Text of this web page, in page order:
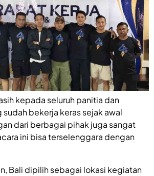
kepada seluruh panitia dan
sudah bekerja keras sejak awal
dari berbagai pihak juga sangat
ini bisa terselenggara dengan
Bali dipilih sebagai lokasi kegiatan